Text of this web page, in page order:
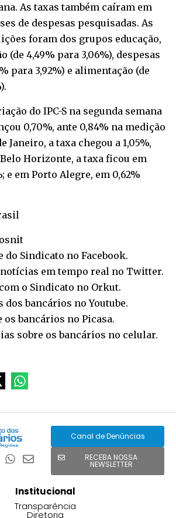
As taxas também caíram em
de despesas pesquisadas. As
foram dos grupos educação,
(de 4,49% para 3,06%), despesas
para 3,92%) e alimentação (de
do IPC-S na segunda semana
0,70%, ante 0,84% na medição
Janeiro, a taxa chegou a 1,05%,
Horizonte, a taxa ficou em
e em Porto Alegre, em 0,62%
do Sindicato no Facebook.
em tempo real no Twitter.
o Sindicato no Orkut.
dos bancários noYoutube.
os bancários no Picasa.
sobre os bancários no celular.
Canal de Denúncias
RECEBA NOSSA
NEWSLETTER
Institucional
Transparência
Diretoria